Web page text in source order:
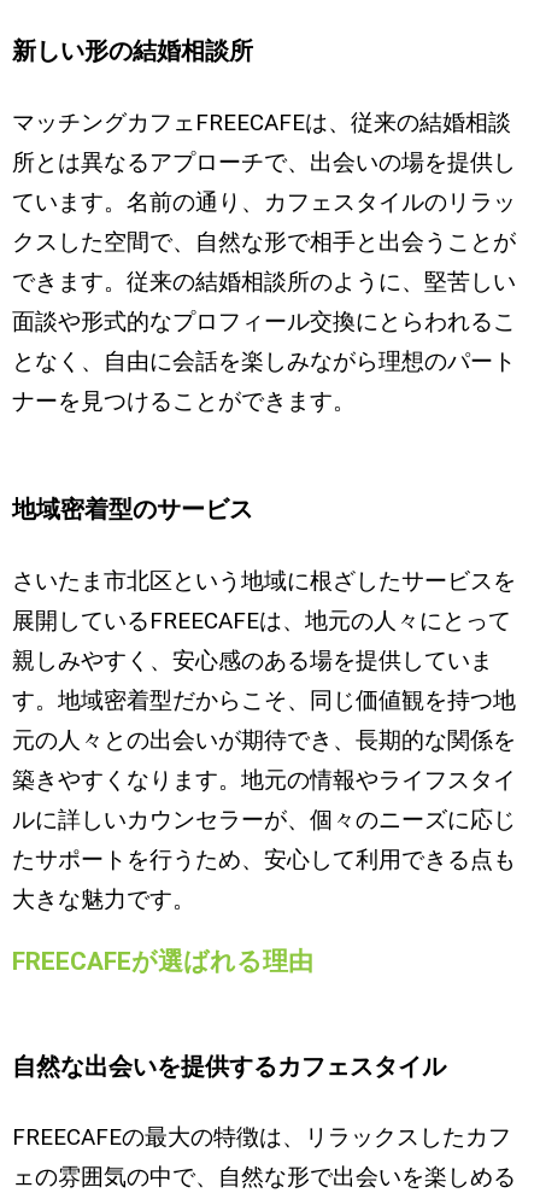
新しい形の結婚相談所
マッチングカフェFREECAFEは、従来の結婚相談
所とは異なるアプローチで、出会いの場を提供し
ています。名前の通り、カフェスタイルのリラッ
クスした空間で、自然な形で相手と出会うことが
できます。従来の結婚相談所のように、堅苦しい
面談や形式的なプロフィール交換にとらわれるこ
となく、自由に会話を楽しみながら理想のパート
ナーを見つけることができます。
地域密着型のサービス
さいたま市北区という地域に根ざしたサービスを
展開しているFREECAFEは、地元の人々にとって
親しみやすく、安心感のある場を提供していま
す。地域密着型だからこそ、同じ価値観を持つ地
元の人々との出会いが期待でき、長期的な関係を
築きやすくなります。地元の情報やライフスタイ
ルに詳しいカウンセラーが、個々のニーズに応じ
たサポートを行うため、安心して利用できる点も
大きな魅力です。
FREECAFEが選ばれる理由
自然な出会いを提供するカフェスタイル
FREECAFEの最大の特徴は、リラックスしたカフ
ェの雰囲気の中で、自然な形で出会いを楽しめる